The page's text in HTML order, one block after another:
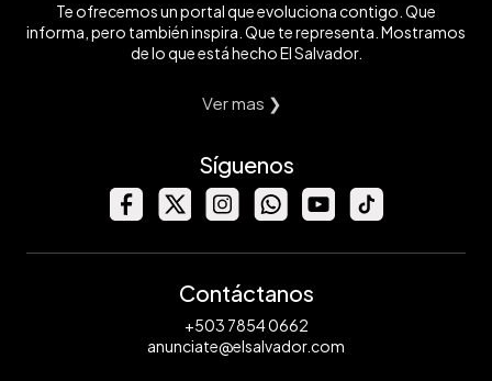
Te ofrecemos un portal que evoluciona contigo. Que
informa, pero también inspira. Que te representa. Mostramos
de lo que está hecho El Salvador.
Ver mas ❯
Síguenos
Contáctanos
+503 7854 0662
anunciate@elsalvador.com